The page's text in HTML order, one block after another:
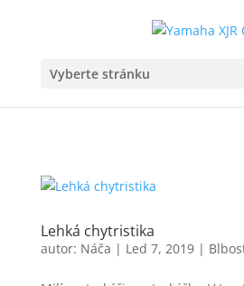
Vyberte stránku
Lehká chytristika
autor: Náča | Led 7, 2019|